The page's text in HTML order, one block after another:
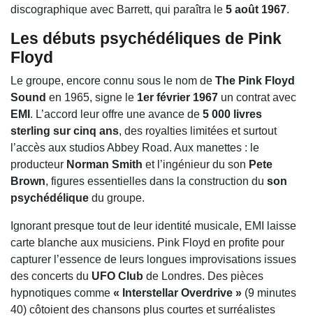
discographique avec Barrett, qui paraîtra le 5 août 1967.
Les débuts psychédéliques de Pink
Floyd
Le groupe, encore connu sous le nom de The Pink Floyd
Sound en 1965, signe le 1er février 1967 un contrat avec
EMI . L’accord leur offre une avance de 5 000 livres
sterling sur cinq ans, des royalties limitées et surtout
l’accès aux studios Abbey Road. Aux manettes : le
producteur Norman Smith et l’ingénieur du son Pete
Brown, figures essentielles dans la construction du son
psychédélique du groupe.
Ignorant presque tout de leur identité musicale, EMI laisse
carte blanche aux musiciens. Pink Floyd en profite pour
capturer l’essence de leurs longues improvisations issues
des concerts du UFO Club de Londres. Des pièces
hypnotiques comme « Interstellar Overdrive » (9 minutes
40) côtoient des chansons plus courtes et surréalistes